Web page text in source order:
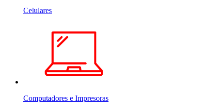
Celulares
Computadores e Impresoras